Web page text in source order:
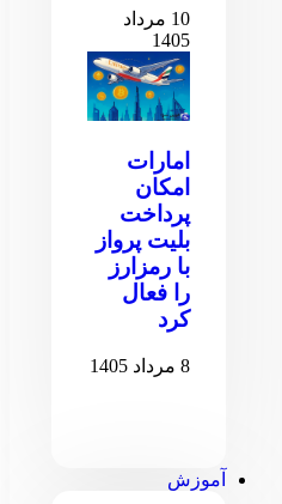
10 مرداد
1405
امارات
امکان
پرداخت
بلیت پرواز
با رمزارز
را فعال
کرد
8 مرداد 1405
آموزش